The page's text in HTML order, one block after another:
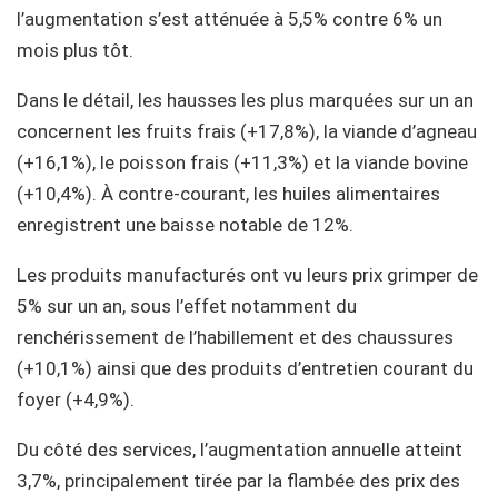
l’augmentation s’est atténuée à 5,5% contre 6% un
mois plus tôt.
Dans le détail, les hausses les plus marquées sur un an
concernent les fruits frais (+17,8%), la viande d’agneau
(+16,1%), le poisson frais (+11,3%) et la viande bovine
(+10,4%). À contre-courant, les huiles alimentaires
enregistrent une baisse notable de 12%.
Les produits manufacturés ont vu leurs prix grimper de
5% sur un an, sous l’effet notamment du
renchérissement de l’habillement et des chaussures
(+10,1%) ainsi que des produits d’entretien courant du
foyer (+4,9%).
Du côté des services, l’augmentation annuelle atteint
3,7%, principalement tirée par la flambée des prix des